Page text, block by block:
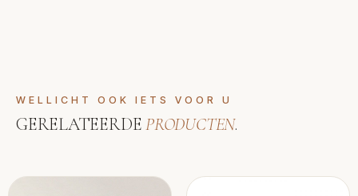
WELLICHT OOK IETS VOOR U
GERELATEERDEPRODUCTEN.